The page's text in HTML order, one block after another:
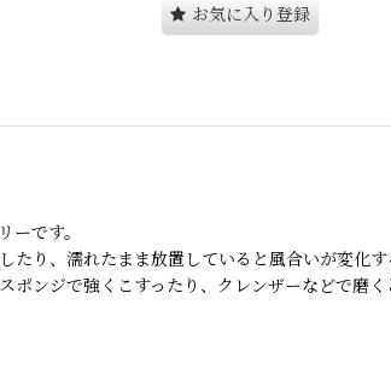
お気に入り登録
です。
り、濡れたまま放置していると風合いが変化
ンジで強くこすったり、クレンザーなどで磨